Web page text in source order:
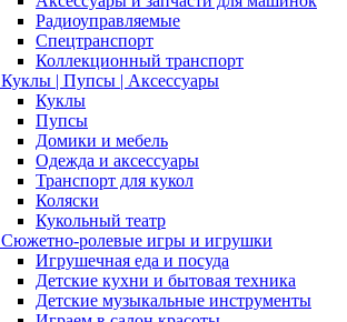
Радиоуправляемые
Спецтранспорт
Коллекционный транспорт
Куклы | Пупсы | Аксессуары
Куклы
Пупсы
Домики и мебель
Одежда и аксессуары
Транспорт для кукол
Коляски
Кукольный театр
Сюжетно-ролевые игры и игрушки
Игрушечная еда и посуда
Детские кухни и бытовая техника
Детские музыкальные инструменты